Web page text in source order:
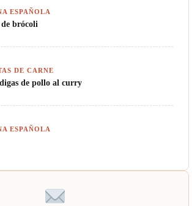
ESPAÑOLA
brócoli
DE CARNE
de pollo al curry
ESPAÑOLA